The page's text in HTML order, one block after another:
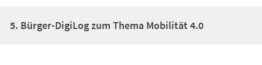
5. Bürger-DigiLog zum Thema Mobilität 4.0